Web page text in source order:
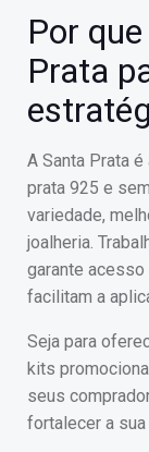
Por
Prata
A Santa Prata
prata 925 e
variedade,
joalheria.
garante
facilitam a
Seja para
kits
seus
fortalecer a